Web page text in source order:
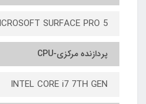
SURFACE PRO 5
پردازنده مرکزی-CPU
INTEL CORE i7 7TH GEN